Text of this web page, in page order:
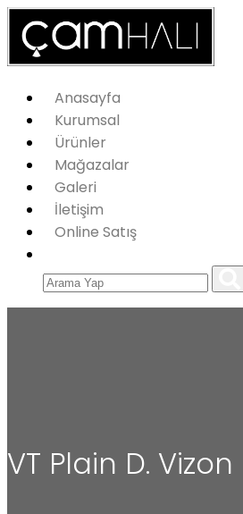
Anasayfa
Kurumsal
Ürünler
Mağazalar
Galeri
İletişim
Online Satış
VT Plain D. Vizon